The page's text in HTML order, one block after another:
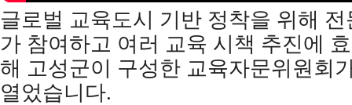
글로벌 교육도시 기반 정착을 위해
가 참여하고 여러 교육 시책 추진에
해 고성군이 구성한 교육자문위원회
열었습니다.